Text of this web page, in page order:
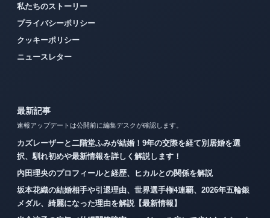
私たちのストーリー
プライバシーポリシー
クッキーポリシー
ニュースレター
最新記事
速報アップデートは公開前に編集デスクが確認します。
カズレーザーと二階堂ふみが結婚！9年の交際を経て別居婚を選
択、馴れ初めや最新情報を詳しく解説します！
内田理央のプロフィールと経歴、ヒカルとの関係を解説
坂本花織の結婚相手や引退理由、世界選手権4連覇、2026年五輪銀
メダル、綺麗になった理由を解説【最新情報】